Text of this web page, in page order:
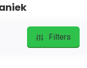
Filters